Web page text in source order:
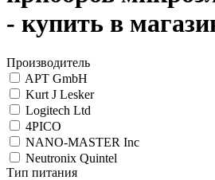
- купить в
Производитель
APT GmbH
Kurt J Lesker
Logitech Ltd
4PICO
NANO-MASTER Inc
Neutronix Quintel
Тип питания